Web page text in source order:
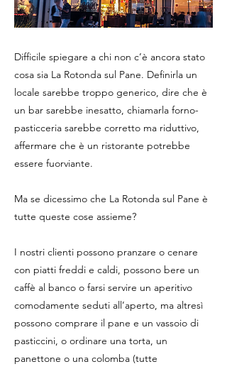
Difficile spiegare a chi non c’è ancora stato
cosa sia La Rotonda sul Pane. Definirla un
locale sarebbe troppo generico, dire che è
un bar sarebbe inesatto, chiamarla forno-
pasticceria sarebbe corretto ma riduttivo,
affermare che è un ristorante potrebbe
essere fuorviante.
Ma se dicessimo che La Rotonda sul Pane è
tutte queste cose assieme?
I nostri clienti possono pranzare o cenare
con piatti freddi e caldi, possono bere un
caffè al banco o farsi servire un aperitivo
comodamente seduti all’aperto, ma altresì
possono comprare il pane e un vassoio di
pasticcini, o ordinare una torta, un
panettone o una colomba (tutte